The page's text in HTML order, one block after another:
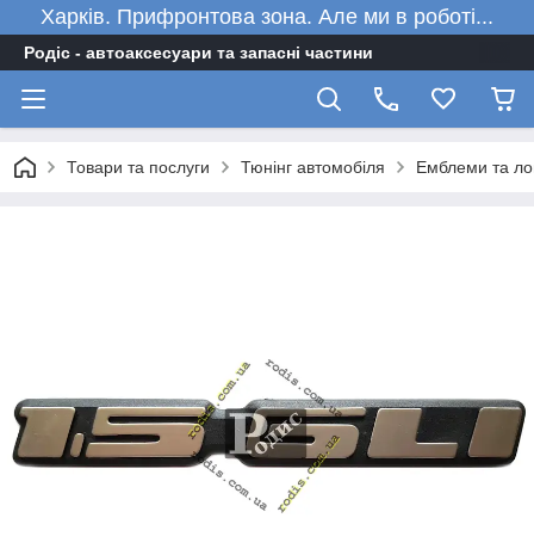
Харків. Прифронтова зона. Але ми в роботі...
Родіс - автоаксесуари та запасні частини
Товари та послуги Тюнінг автомобіля Емблеми та